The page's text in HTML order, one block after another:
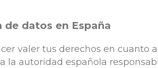
datos en España
valer tus derechos en cuanto
la autoridad española